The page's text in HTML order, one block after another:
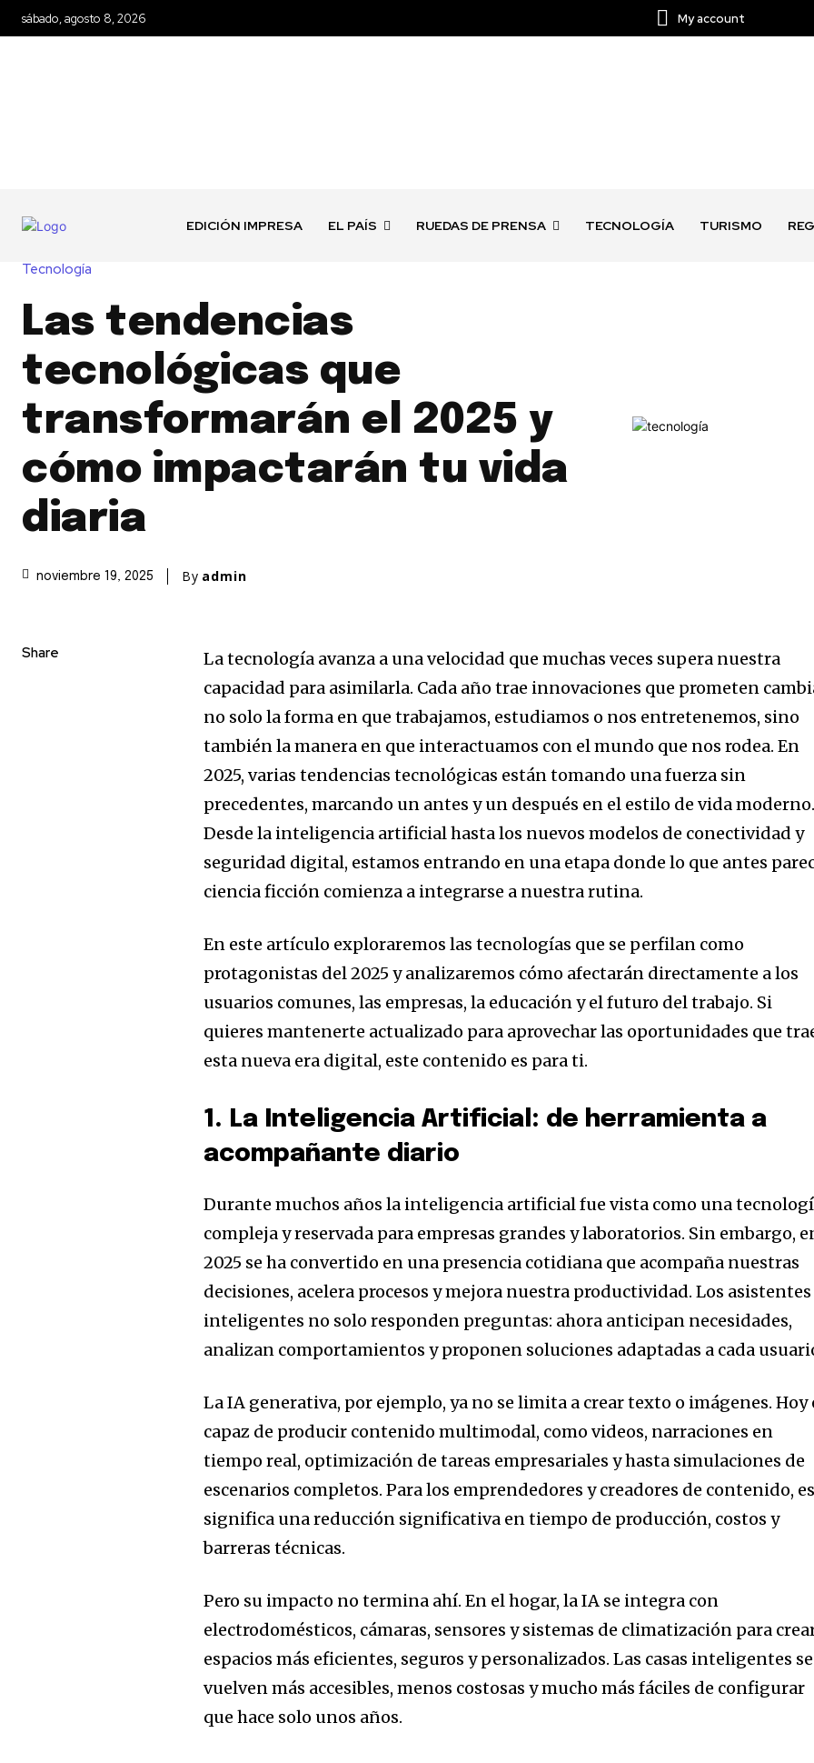
sábado, agosto 8, 2026 My account
EDICIÓN IMPRESA EL PAÍS RUEDAS DE PRENSA TECNOLOGÍA TURISMO
Tecnología
Las tendencias
tecnológicas que
transformarán el 2025 y
cómo impactarán tu vida
diaria
noviembre 19, 2025 By admin
Share
La tecnología avanza a una velocidad que muchas veces supera nuestra
capacidad para asimilarla. Cada año trae innovaciones que prometen
no solo la forma en que trabajamos, estudiamos o nos entretenemos, sino
también la manera en que interactuamos con el mundo que nos rodea. En
2025, varias tendencias tecnológicas están tomando una fuerza sin
precedentes, marcando un antes y un después en el estilo de vida
Desde la inteligencia artificial hasta los nuevos modelos de conectividad y
seguridad digital, estamos entrando en una etapa donde lo que antes
ciencia ficción comienza a integrarse a nuestra rutina.
En este artículo exploraremos las tecnologías que se perfilan como
protagonistas del 2025 y analizaremos cómo afectarán directamente a los
usuarios comunes, las empresas, la educación y el futuro del trabajo. Si
quieres mantenerte actualizado para aprovechar las oportunidades que
esta nueva era digital, este contenido es para ti.
1. La Inteligencia Artificial: de herramienta a
acompañante diario
Durante muchos años la inteligencia artificial fue vista como una
compleja y reservada para empresas grandes y laboratorios. Sin embargo,
2025 se ha convertido en una presencia cotidiana que acompaña nuestras
decisiones, acelera procesos y mejora nuestra productividad. Los asistentes
inteligentes no solo responden preguntas: ahora anticipan necesidades,
analizan comportamientos y proponen soluciones adaptadas a cada
La IA generativa, por ejemplo, ya no se limita a crear texto o imágenes. Hoy
capaz de producir contenido multimodal, como videos, narraciones en
tiempo real, optimización de tareas empresariales y hasta simulaciones de
escenarios completos. Para los emprendedores y creadores de contenido,
significa una reducción significativa en tiempo de producción, costos y
barreras técnicas.
Pero su impacto no termina ahí. En el hogar, la IA se integra con
electrodomésticos, cámaras, sensores y sistemas de climatización para
espacios más eficientes, seguros y personalizados. Las casas inteligentes se
vuelven más accesibles, menos costosas y mucho más fáciles de configurar
que hace solo unos años.